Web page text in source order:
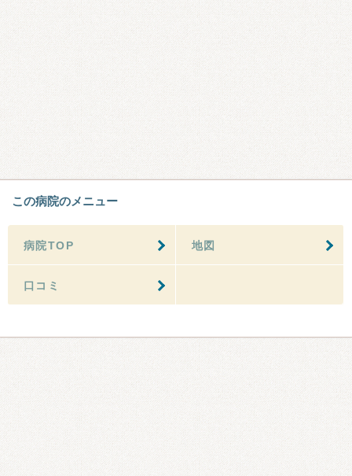
この病院のメニュー
病院TOP 地図
口コミ